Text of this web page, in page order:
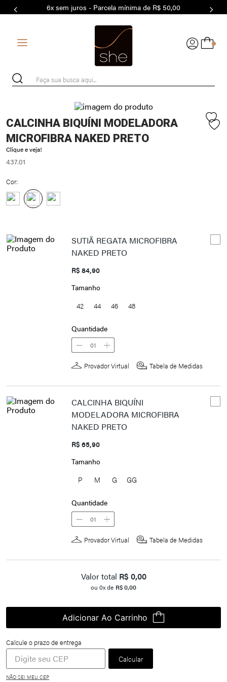
6x sem juros - Parcela mínima de R$ 50,00
0
Faça sua busca aqui...
CALCINHA BIQUÍNI MODELADORA
MICROFIBRA NAKED PRETO
Clique e veja!
437.01
Cor:
SUTIÃ REGATA MICROFIBRA
NAKED PRETO
R$ 84,90
Tamanho
42
44 46 48
Quantidade
01
Provador Virtual Tabela de Medidas
CALCINHA BIQUÍNI
MODELADORA MICROFIBRA
NAKED PRETO
R$ 65,90
Tamanho
P
M G GG
Quantidade
01
Provador Virtual Tabela de Medidas
Valor total R$ 0,00
ou 0x de R$0,00
Adicionar Ao Carrinho
NÃO SEI MEU CEP
7º MODAL